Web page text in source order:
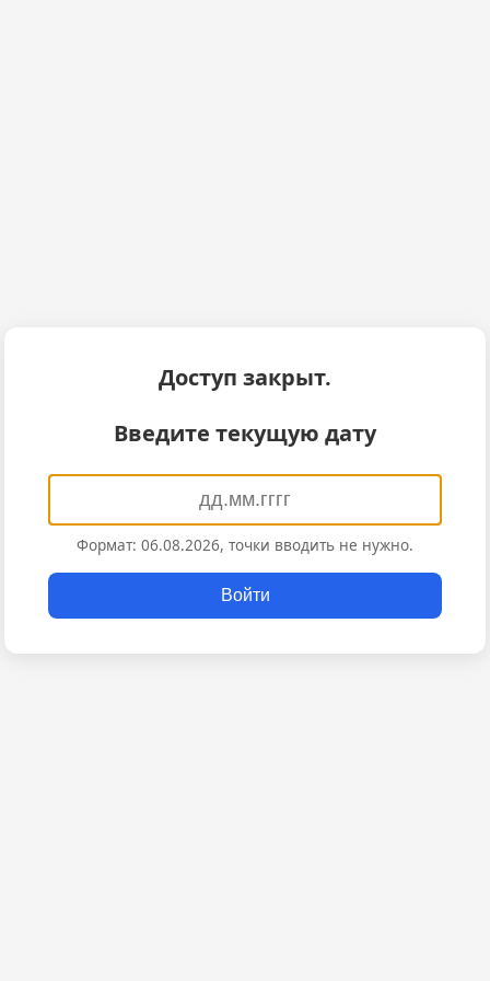
Доступ закрыт.
Введите текущую дату
Формат: 06.08.2026, точки вводить не нужно.
Войти